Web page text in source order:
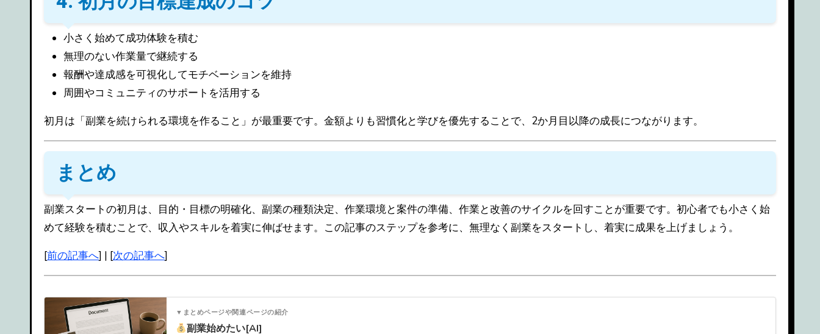
小さく始めて成功体験を積む
無理のない作業量で継続する
報酬や達成感を可視化してモチベーションを維持
周囲やコミュニティのサポートを活用する
初月は「副業を続けられる環境を作ること」が最重要です。金額よりも習慣化と学びを優先することで、2か月目以降の成長につながります。
まとめ
副業スタートの初月は、目的・目標の明確化、副業の種類決定、作業環境と案件の準備、作業と改善のサイクルを回すことが重要です。初心者でも小さく始
めて経験を積むことで、収入やスキルを着実に伸ばせます。この記事のステップを参考に、無理なく副業をスタートし、着実に成果を上げましょう。
[前の記事へ] | [次の記事へ]
▼まとめページや関連ページの紹介
副業始めたい[AI]